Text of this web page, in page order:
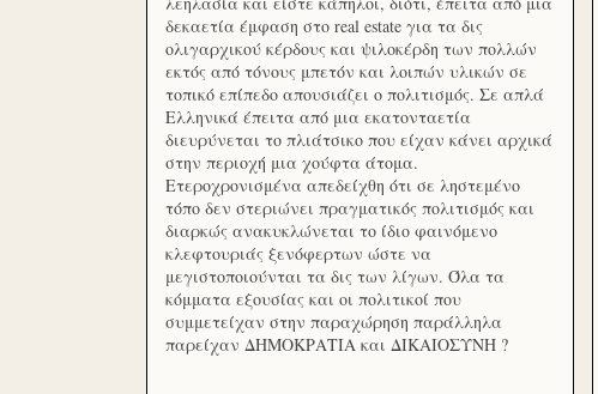
δεκαετία έμφαση στο real estate για τα δις
ολιγαρχικού κέρδους και ψιλοκέρδη των πολλών
εκτός από τόνους μπετόν και λοιπών υλικών σε
τοπικό επίπεδο απουσιάζει ο πολιτισμός. Σε απλά
Ελληνικά έπειτα από μια εκατονταετία
διευρύνεται το πλιάτσικο που είχαν κάνει αρχικά
στην περιοχή μια χούφτα άτομα.
Ετεροχρονισμένα απεδείχθη ότι σε ληστεμένο
τόπο δεν στεριώνει πραγματικός πολιτισμός και
διαρκώς ανακυκλώνεται το ίδιο φαινόμενο
κλεφτουριάς ξενόφερτων ώστε να
μεγιστοποιούνται τα δις των λίγων. Όλα τα
κόμματα εξουσίας και οι πολιτικοί που
συμμετείχαν στην παραχώρηση παράλληλα
παρείχαν ΔΗΜΟΚΡΑΤΙΑ και ΔΙΚΑΙΟΣΥΝΗ ?